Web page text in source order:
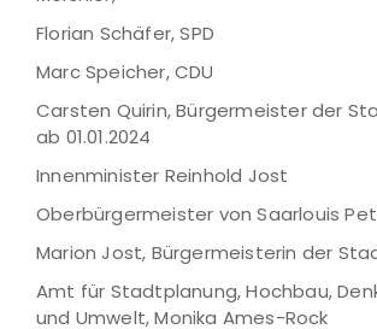
Florian Schäfer, SPD
Marc Speicher, CDU
Carsten Quirin, Bürgermeister der
ab 01.01.2024
Innenminister Reinhold Jost
Oberbürgermeister von Saarlouis
Marion Jost, Bürgermeisterin der
Amt für Stadtplanung, Hochbau,
und Umwelt, Monika Ames-Rock